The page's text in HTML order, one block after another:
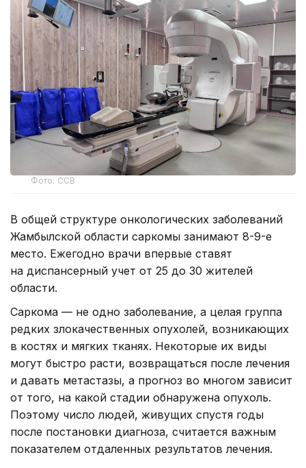
Фото: ССВ
В общей структуре онкологических заболеваний
Жамбылской области саркомы занимают 8-9-е
место. Ежегодно врачи впервые ставят
на диспансерный учет от 25 до 30 жителей
области.
Саркома — не одно заболевание, а целая группа
редких злокачественных опухолей, возникающих
в костях и мягких тканях. Некоторые их виды
могут быстро расти, возвращаться после лечения
и давать метастазы, а прогноз во многом зависит
от того, на какой стадии обнаружена опухоль.
Поэтому число людей, живущих спустя годы
после постановки диагноза, считается важным
показателем отдаленных результатов лечения.